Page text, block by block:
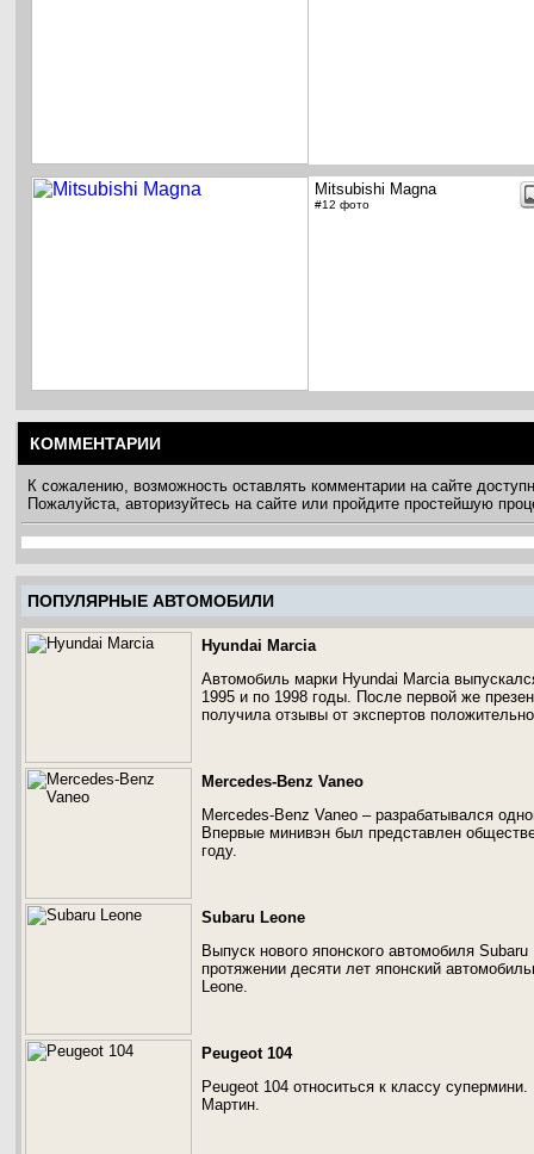
Mitsubishi Magna
#12 фото
КОММЕНТАРИИ
К сожалению, возможность оставлять комментарии на сайте
Пожалуйста, авторизуйтесь на сайте или пройдите простейшую
ПОПУЛЯРНЫЕ АВТОМОБИЛИ
Hyundai Marcia
Автомобиль марки Hyundai Marcia
1995 и по 1998 годы. После первой же
получила отзывы от экспертов
Mercedes-Benz Vaneo
Merсedes-Benz Vaneo – разрабатывался
Впервые минивэн был представлен
году.
Subaru Leone
Выпуск нового японского автомобиля
протяжении десяти лет японский
Leone.
Peugeot 104
Peugeot 104 относиться к классу
Мартин.